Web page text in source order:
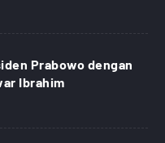
Prabowo dengan
Ibrahim